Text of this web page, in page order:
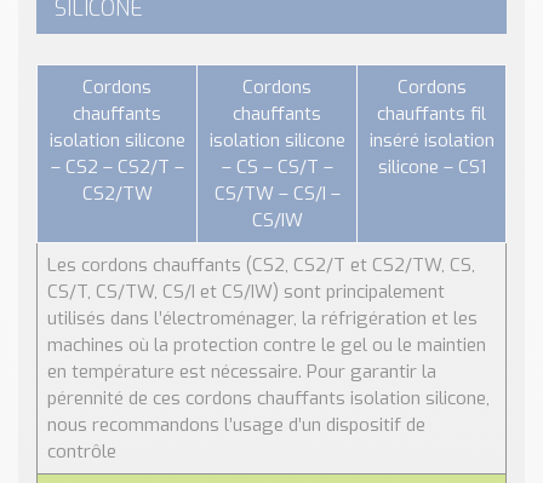
SILICONE
Cordons
chauffants
isolation silicone
– CS2 – CS2/T –
CS2/TW
Cordons
chauffants
isolation silicone
– CS – CS/T –
CS/TW – CS/I –
CS/IW
Cordons
chauffants fil
inséré isolation
silicone – CS1
Les cordons chauffants (CS2, CS2/T et CS2/TW, CS,
CS/T, CS/TW, CS/I et CS/IW) sont principalement
utilisés dans l’électroménager, la réfrigération et les
machines où la protection contre le gel ou le maintien
en température est nécessaire. Pour garantir la
pérennité de ces cordons chauffants isolation silicone,
nous recommandons l’usage d’un dispositif de
contrôle